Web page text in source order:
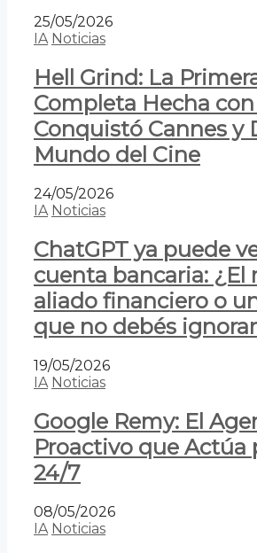
25/05/2026
IA Noticias
Hell Grind: La
Completa Hecha
Conquistó Cannes y
Mundo del Cine
24/05/2026
IA Noticias
ChatGPT ya puede
cuenta bancaria: ¿El
aliado financiero o
que no debés
19/05/2026
IA Noticias
Google Remy: El
Proactivo que Actúa
24/7
08/05/2026
IA Noticias